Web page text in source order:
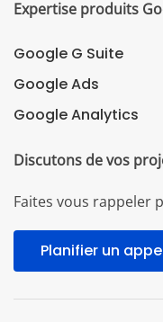
Expertise produits
Google G Suite
Google Ads
Google Analytics
Discutons de vos
Faites vous rappeler
Planifier un